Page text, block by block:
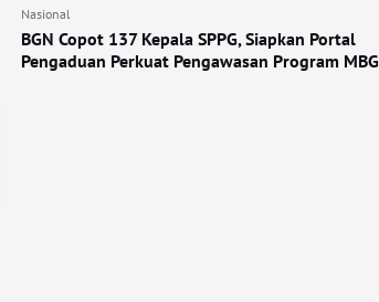
Nasional
BGN Copot 137 Kepala SPPG, Siapkan Portal
Pengaduan Perkuat Pengawasan Program MBG